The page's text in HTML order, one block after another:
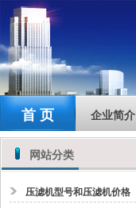
首 页 企业简介
网站分类
压滤机型号和压滤机价格